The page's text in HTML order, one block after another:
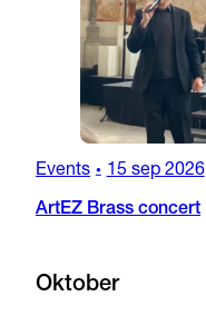
Events • 15 sep 2026
ArtEZ Brass concert
Oktober